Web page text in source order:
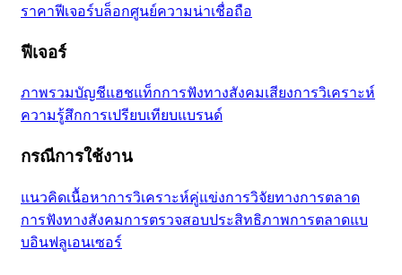
ราคาฟีเจอร์บล็อกศูนย์ความน่าเชื่อถือ
ฟีเจอร์
ภาพรวมบัญชีแฮชแท็กการฟังทางสังคมเสียงการวิเคราะห์
ความรู้สึกการเปรียบเทียบแบรนด์
กรณีการใช้งาน
แนวคิดเนื้อหาการวิเคราะห์คู่แข่งการวิจัยทางการตลาด
การฟังทางสังคมการตรวจสอบประสิทธิภาพการตลาดแบ
บอินฟลูเอนเซอร์